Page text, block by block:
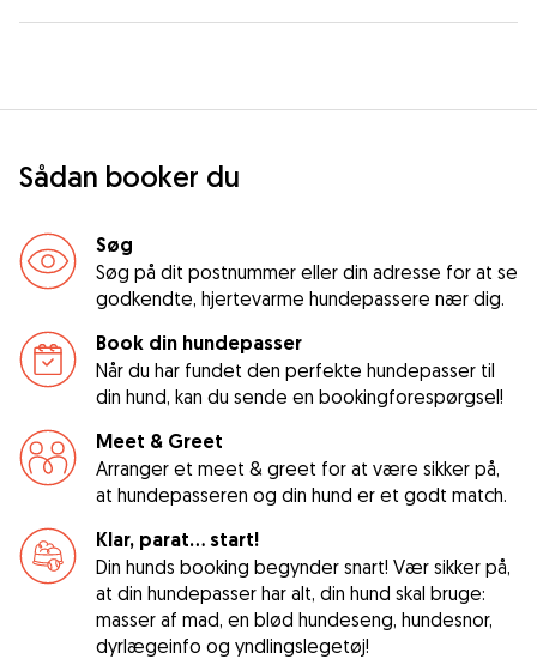
Sådan booker du
Søg
Søg på dit postnummer eller din adresse for at se
godkendte, hjertevarme hundepassere nær dig.
Book din hundepasser
Når du har fundet den perfekte hundepasser til
din hund, kan du sende en bookingforespørgsel!
Meet & Greet
Arranger et meet & greet for at være sikker på,
at hundepasseren og din hund er et godt match.
Klar, parat... start!
Din hunds booking begynder snart! Vær sikker på,
at din hundepasser har alt, din hund skal bruge:
masser af mad, en blød hundeseng, hundesnor,
dyrlægeinfo og yndlingslegetøj!